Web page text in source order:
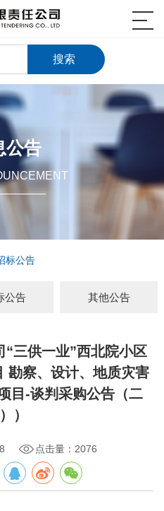
搜索
公告
公告 其他公告
标公告
三供一业”西北院小区
勘察、设计、地质灾害
目-谈判采购公告（二
）
点击量：2076